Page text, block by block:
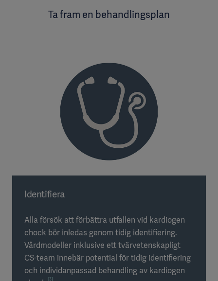
Ta fram en behandlingsplan
Identifiera
Alla försök att förbättra utfallen vid kardiogen
chock bör inledas genom tidig identifiering.
Vårdmodeller inklusive ett tvärvetenskapligt
CS-team innebär potential för tidig identifiering
och individanpassad behandling av kardiogen
[3]